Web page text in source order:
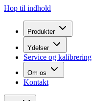
Hop til indhold
Produkter
Ydelser
Service og kalibrering
Om os
Kontakt